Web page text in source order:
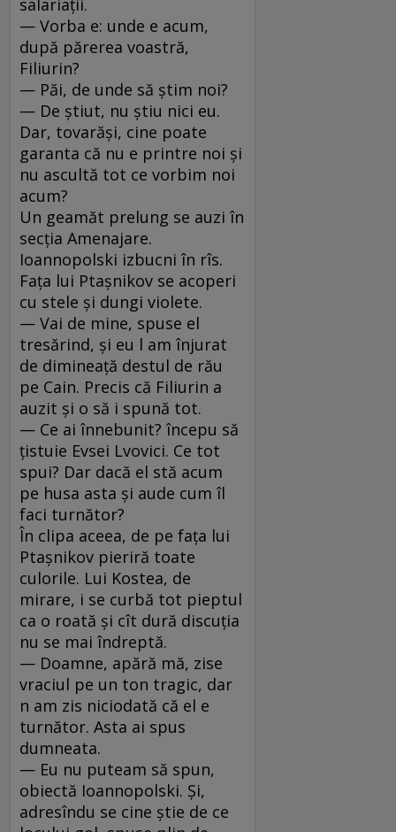
sala­riaţii.
— Vorba e: unde e acum,
după părerea voastră,
Filiurin?
— Păi, de unde să ştim noi?
— De ştiut, nu ştiu nici eu.
Dar, tovarăşi, cine poate
garanta că nu e printre noi şi
nu ascultă tot ce vorbim noi
acum?
Un geamăt prelung se auzi în
secţia Amenajare.
Ioannopolski izbucni în rîs.
Faţa lui Ptaşnikov se acoperi
cu stele şi dungi violete.
— Vai de mine, spuse el
tresărind, şi eu l am înjurat
de dimineaţă destul de rău
pe Cain. Precis că Filiurin a
auzit şi o să i spună tot.
— Ce ai înnebunit? începu să
ţistuie Evsei Lvovici. Ce tot
spui? Dar dacă el stă acum
pe husa asta şi aude cum îl
faci turnător?
În clipa aceea, de pe faţa lui
Ptaşnikov pieriră toate
culorile. Lui Kostea, de
mirare, i se curbă tot pieptul
ca o roată şi cît dură discuţia
nu se mai îndreptă.
— Doamne, apără mă, zise
vraciul pe un ton tragic, dar
n am zis niciodată că el e
turnător. Asta ai spus
dumneata.
— Eu nu puteam să spun,
obiectă Ioannopolski. Şi,
adre­sîndu se cine ştie de ce